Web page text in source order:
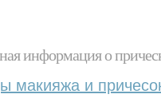
информация о
макияжа и